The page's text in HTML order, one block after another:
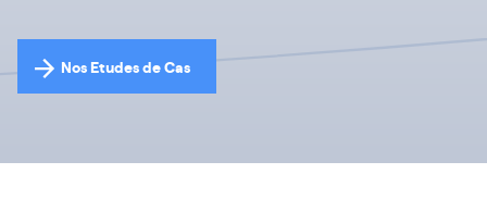
Nos Etudes de Cas